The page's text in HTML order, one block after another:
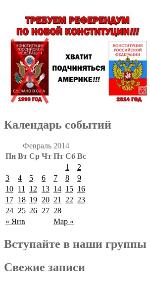
Календарь событий
Февраль 2014
Пн Вт Ср Чт Пт Сб Вс
« Янв Мар »
1
2
3
4 5 6 7 8
9
10 11 12 13 14 15 16
17 18 19 20 21 22 23
24 25 26 27 28
Вступайте в наши группы
Свежие записи